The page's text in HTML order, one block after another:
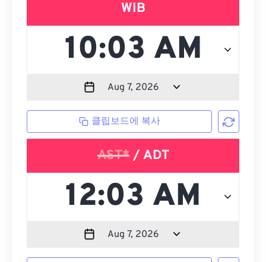
WIB
클립보드에 복사
AST*/ ADT